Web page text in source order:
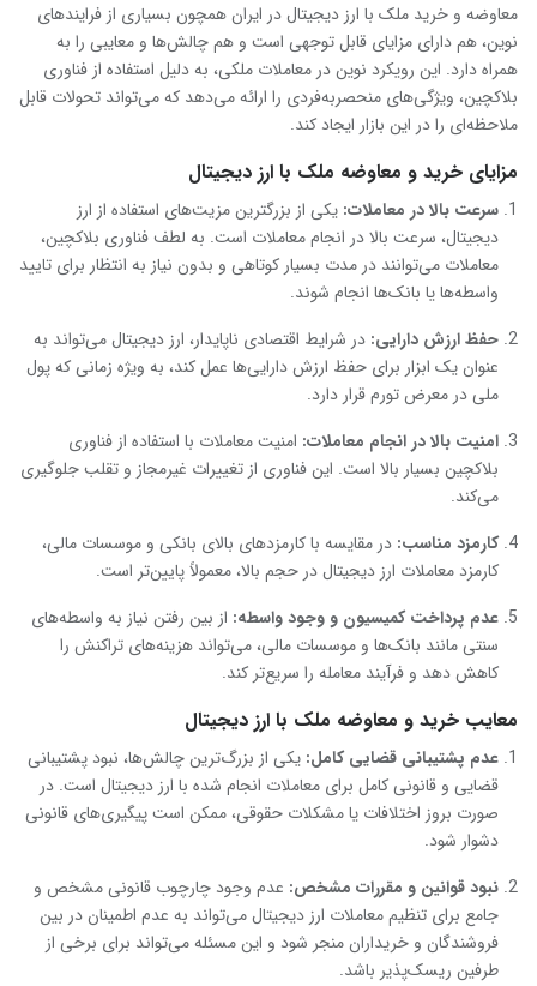
معاوضه و خرید ملک با ارز دیجیتال در ایران همچون بسیاری از فرایندهای
نوین، هم دارای مزایای قابل توجهی است و هم چالش‌ها و معایبی را به
همراه دارد. این رویکرد نوین در معاملات ملکی، به دلیل استفاده از فناوری
بلاکچین، ویژگی‌های منحصربه‌فردی را ارائه می‌دهد که می‌تواند تحولات قابل
ملاحظه‌ای را در این بازار ایجاد کند.
مزایای خرید و معاوضه ملک با ارز دیجیتال
سرعت بالا در معاملات: یکی از بزرگترین مزیت‌های استفاده از ارز
دیجیتال، سرعت بالا در انجام معاملات است. به لطف فناوری بلاکچین،
معاملات می‌توانند در مدت بسیار کوتاهی و بدون نیاز به انتظار برای تایید
واسطه‌ها یا بانک‌ها انجام شوند.
حفظ ارزش دارایی: در شرایط اقتصادی ناپایدار، ارز دیجیتال می‌تواند به
عنوان یک ابزار برای حفظ ارزش دارایی‌ها عمل کند، به ویژه زمانی که پول
ملی در معرض تورم قرار دارد.
امنیت بالا در انجام معاملات: امنیت معاملات با استفاده از فناوری
بلاکچین بسیار بالا است. این فناوری از تغییرات غیرمجاز و تقلب جلوگیری
می‌کند.
کارمزد مناسب: در مقایسه با کارمزدهای بالای بانکی و موسسات مالی،
کارمزد معاملات ارز دیجیتال در حجم بالا، معمولاً پایین‌تر است.
عدم پرداخت کمیسیون و وجود واسطه: از بین رفتن نیاز به واسطه‌های
سنتی مانند بانک‌ها و موسسات مالی، می‌تواند هزینه‌های تراکنش را
کاهش دهد و فرآیند معامله را سریع‌تر کند.
معایب خرید و معاوضه ملک با ارز دیجیتال
عدم پشتیبانی قضایی کامل: یکی از بزرگ‌ترین چالش‌ها، نبود پشتیبانی
قضایی و قانونی کامل برای معاملات انجام شده با ارز دیجیتال است. در
صورت بروز اختلافات یا مشکلات حقوقی، ممکن است پیگیری‌های قانونی
دشوار شود.
نبود قوانین و مقررات مشخص: عدم وجود چارچوب قانونی مشخص و
جامع برای تنظیم معاملات ارز دیجیتال می‌تواند به عدم اطمینان در بین
فروشندگان و خریداران منجر شود و این مسئله می‌تواند برای برخی از
طرفین ریسک‌پذیر باشد.